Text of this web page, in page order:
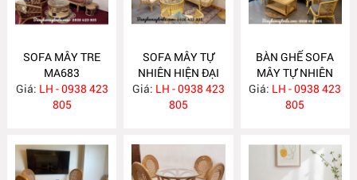
SOFA MÂY TRE
MA683
Giá: LH - 0938 423
805
SOFA MÂY TỰ
NHIÊN HIỆN ĐẠI
MA682
Giá: LH - 0938 423
805
BÀN GHẾ SOFA
MÂY TỰ NHIÊN
MA681
Giá: LH - 0938 423
805